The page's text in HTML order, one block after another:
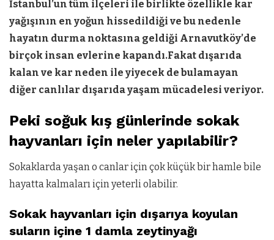
İstanbul’un tüm ilçeleri ile birlikte özellikle kar
yağışının en yoğun hissedildiği ve bu nedenle
hayatın durma noktasına geldiği Arnavutköy’de
birçok insan evlerine kapandı.Fakat dışarıda
kalan ve kar neden ile yiyecek de bulamayan
diğer canlılar dışarıda yaşam mücadelesi veriyor.
Peki soğuk kış günlerinde sokak
hayvanları için neler yapılabilir?
Sokaklarda yaşan o canlar için çok küçük bir hamle bile
hayatta kalmaları için yeterli olabilir.
Sokak hayvanları için dışarıya koyulan
suların içine 1 damla zeytinyağı